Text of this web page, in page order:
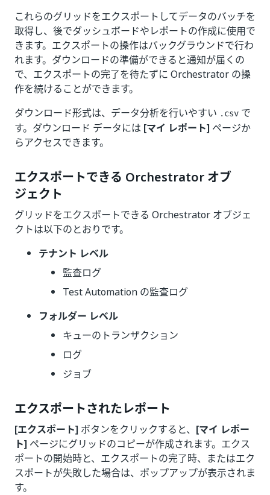
これらのグリッドをエクスポートしてデータのバッチを
取得し、後でダッシュボードやレポートの作成に使用で
きます。エクスポートの操作はバックグラウンドで行わ
れます。ダウンロードの準備ができると通知が届くの
で、エクスポートの完了を待たずに Orchestrator の操
作を続けることができます。
ダウンロード形式は、データ分析を行いやすい .csv で
す。ダウンロード データには [マイ レポート] ページか
らアクセスできます。
エクスポートできる Orchestrator オブ
ジェクト
グリッドをエクスポートできる Orchestrator オブジェ
クトは以下のとおりです。
テナント レベル
監査ログ
Test Automation の監査ログ
フォルダー レベル
キューのトランザクション
ログ
ジョブ
エクスポートされたレポート
[エクスポート] ボタンをクリックすると、 [マイ レポー
ト] ページにグリッドのコピーが作成されます。エクス
ポートの開始時と、エクスポートの完了時、またはエク
スポートが失敗した場合は、ポップアップが表示されま
す。